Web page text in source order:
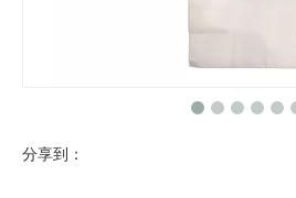
分享到：